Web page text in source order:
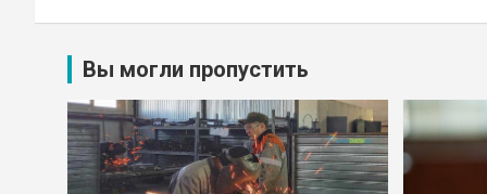
Вы могли пропустить